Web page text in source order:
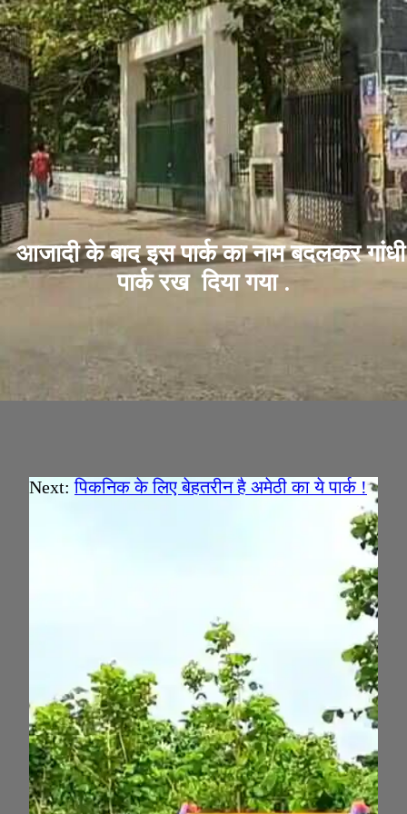
आजादी के बाद इस पार्क का नाम बदलकर गांधी
पार्क रख दिया गया .
Next:पिकनिक के लिए बेहतरीन है अमेठी का ये पार्क !